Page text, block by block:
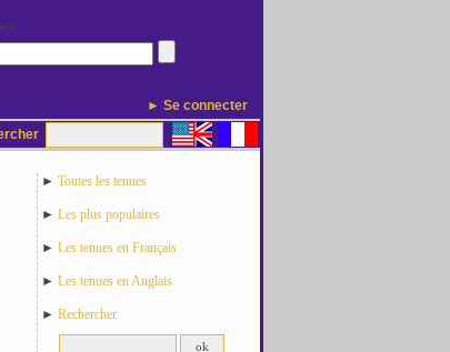
► Se connecter
► Toutes les tenues
► Les plus populaires
► Les tenues en Français
► Les tenues en Anglais
► Rechercher